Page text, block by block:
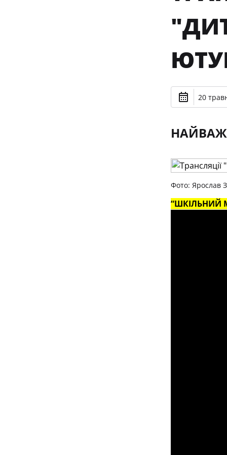
20
Фото: Ярослав
“ШКІЛЬНИЙ